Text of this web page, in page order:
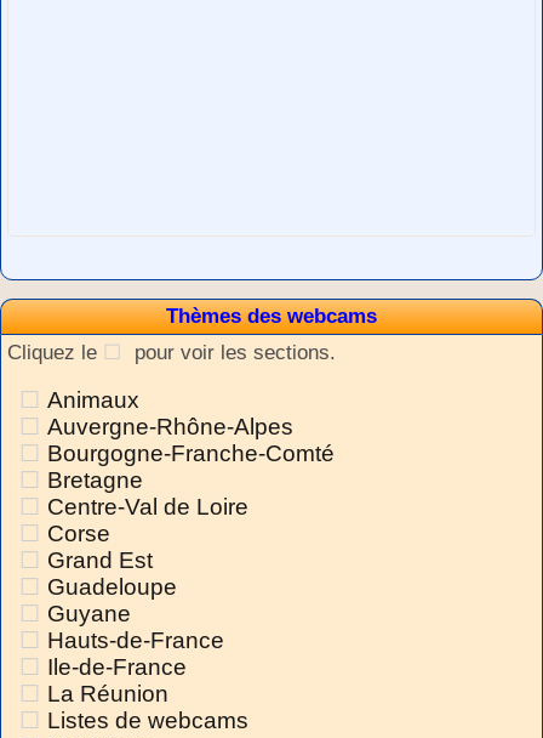
Thèmes des webcams
Cliquez le
pour voir les sections.
Animaux
Auvergne-Rhône-Alpes
Bourgogne-Franche-Comté
Bretagne
Centre-Val de Loire
Corse
Grand Est
Guadeloupe
Guyane
Hauts-de-France
Ile-de-France
La Réunion
Listes de webcams